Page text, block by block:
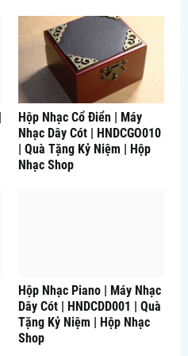
Hộp Nhạc Cổ Điển | Máy
Nhạc Dây Cót | HNDCGO010
| Quà Tặng Kỷ Niệm | Hộp
Nhạc Shop
Hộp Nhạc Piano | Máy Nhạc
Dây Cót | HNDCDD001 | Quà
Tặng Kỷ Niệm | Hộp Nhạc
Shop